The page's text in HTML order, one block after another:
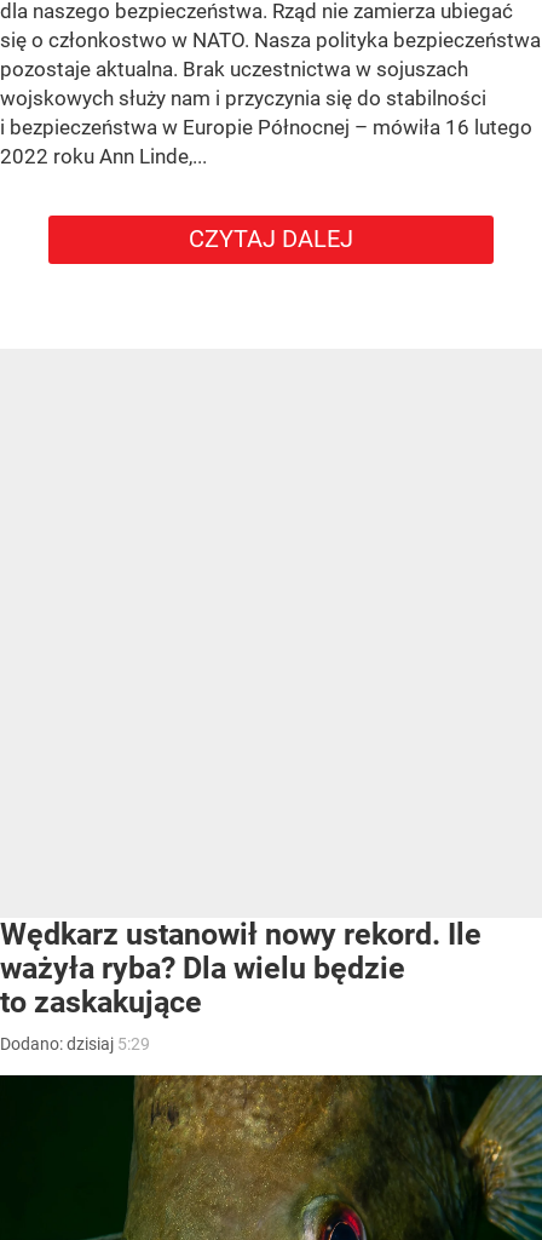
dla naszego bezpieczeństwa. Rząd nie zamierza ubiegać
się o członkostwo w NATO. Nasza polityka bezpieczeństwa
pozostaje aktualna. Brak uczestnictwa w sojuszach
wojskowych służy nam i przyczynia się do stabilności
i bezpieczeństwa w Europie Północnej – mówiła 16 lutego
2022 roku Ann Linde,...
CZYTAJ DALEJ
Wędkarz ustanowił nowy rekord. Ile
ważyła ryba? Dla wielu będzie
to zaskakujące
Dodano:dzisiaj 5:29